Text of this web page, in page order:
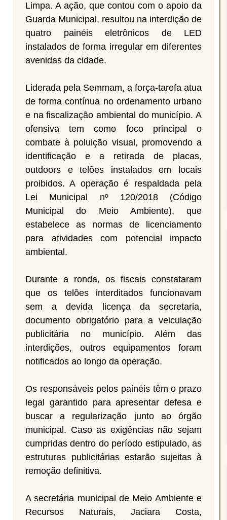
Limpa. A ação, que contou com o apoio da
Guarda Municipal, resultou na interdição de
quatro painéis eletrônicos de LED
instalados de forma irregular em diferentes
avenidas da cidade.
Liderada pela Semmam, a força-tarefa atua
de forma contínua no ordenamento urbano
e na fiscalização ambiental do município. A
ofensiva tem como foco principal o
combate à poluição visual, promovendo a
identificação e a retirada de placas,
outdoors e telões instalados em locais
proibidos. A operação é respaldada pela
Lei Municipal nº 120/2018 (Código
Municipal do Meio Ambiente), que
estabelece as normas de licenciamento
para atividades com potencial impacto
ambiental.
Durante a ronda, os fiscais constataram
que os telões interditados funcionavam
sem a devida licença da secretaria,
documento obrigatório para a veiculação
publicitária no município. Além das
interdições, outros equipamentos foram
notificados ao longo da operação.
Os responsáveis pelos painéis têm o prazo
legal garantido para apresentar defesa e
buscar a regularização junto ao órgão
municipal. Caso as exigências não sejam
cumpridas dentro do período estipulado, as
estruturas publicitárias estarão sujeitas à
remoção definitiva.
A secretária municipal de Meio Ambiente e
Recursos Naturais, Jaciara Costa,